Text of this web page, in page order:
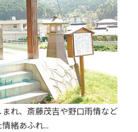
れ、斎藤茂吉や野口雨情など
緒あふれ...